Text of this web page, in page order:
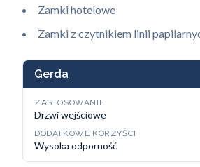
Zamki hotelowe
Zamki z czytnikiem linii
Gerda
ZASTOSOWANIE
Drzwi wejściowe
DODATKOWE KORZYŚCI
Wysoka odporność